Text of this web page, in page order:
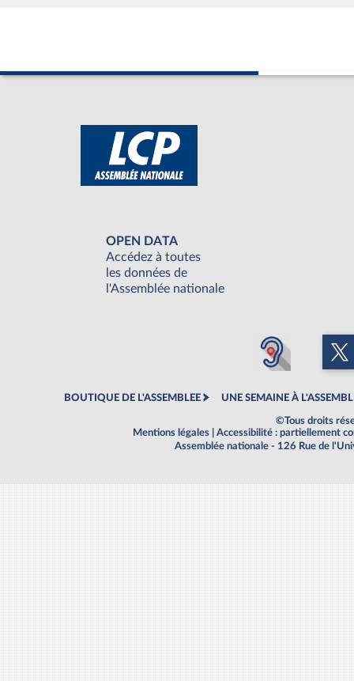
OPEN DATA
Accédez à toutes
les données de
l'Assemblée nationale
BOUTIQUE DE L'ASSEMBLEE UNE SEMAINE À
©Tous droits
Mentions légales
Accessibilité : partiellement
Assemblée nationale - 126 Rue de